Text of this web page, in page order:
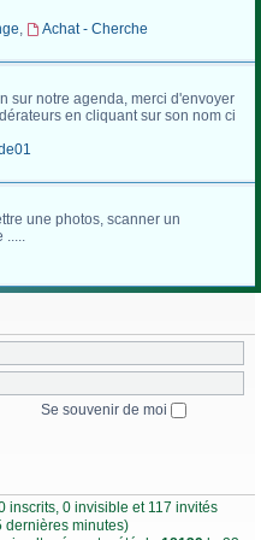
,
Achat - Cherche
sur notre agenda, merci d'envoyer
en cliquant sur son nom ci
une photos, scanner un
.....
Se souvenir de moi
inscrits, 0 invisible et 117 invités
dernières minutes)